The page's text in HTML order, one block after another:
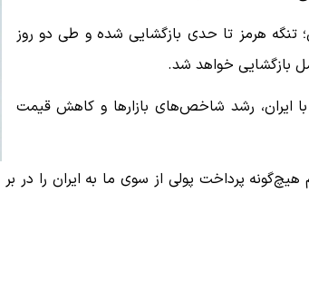
تنگه هرمز تا حدی بازگشایی شده و طی دو روز
بازگشایی خواهد شد.
با ایران، رشد شاخص‌های بازارها و کاهش قیمت
پرداخت پولی از سوی ما به ایران را در بر